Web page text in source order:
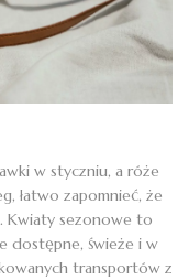
w styczniu, a róże
łatwo zapomnieć, że
Kwiaty sezonowe to
dostępne, świeże i w
transportów z